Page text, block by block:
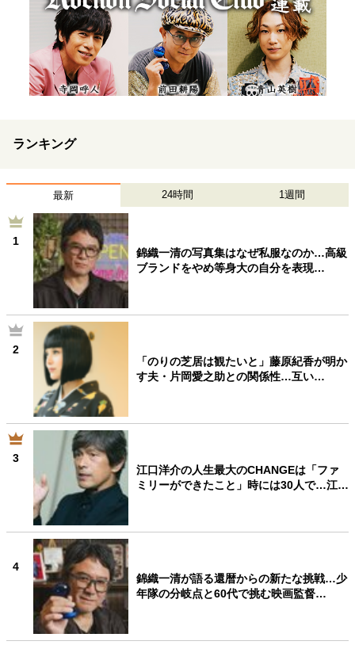
ランキング
最新 24時間 1週間
1
錦織一清の写真集はなぜ私服なのか…高級
ブランドをやめ等身大の自分を表現…
2
「のりの芝居は観たいと」藤原紀香が明か
す夫・片岡愛之助との関係性…互い…
3
江口洋介の人生最大のCHANGEは「ファ
ミリーができたこと」時には30人で…江…
4
錦織一清が語る還暦からの新たな挑戦…少
年隊の分岐点と60代で挑む映画監督…